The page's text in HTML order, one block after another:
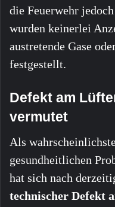
die Feuerwehr jedoch
wurden keinerlei
austretende Gase
festgestellt.
Defekt am
vermutet
Als
gesundheitlichen
hat sich nach
technischer Defekt